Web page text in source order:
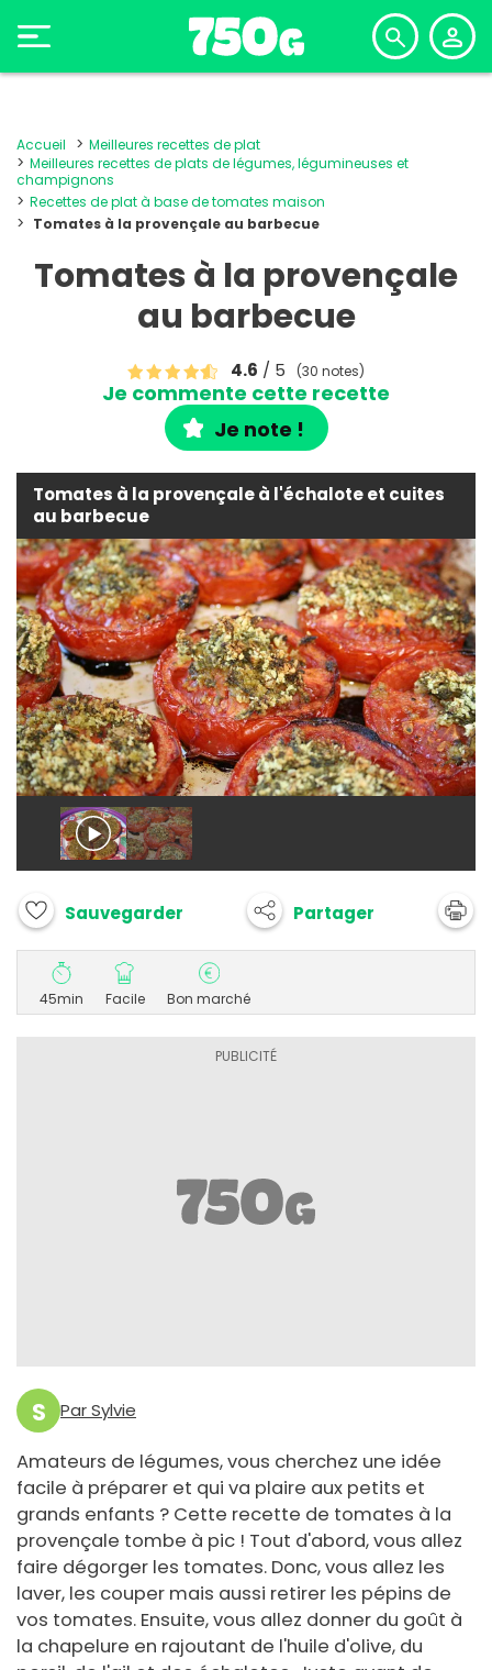
Accueil
Meilleures recettes de plat
Meilleures recettes de plats de légumes, légumineuses et
champignons
Recettes de plat à base de tomates maison
Tomates à la provençale au barbecue
Tomates à la provençale
au barbecue
4.6 / 5 (30 notes)
Je commente cette recette
Je note !
Tomates à la provençale à l'échalote et cuites
au barbecue
Sauvegarder Partager
45min Facile Bon marché
S Par Sylvie
Amateurs de légumes, vous cherchez une idée
facile à préparer et qui va plaire aux petits et
grands enfants ? Cette recette de tomates à la
provençale tombe à pic ! Tout d'abord, vous allez
faire dégorger les tomates. Donc, vous allez les
laver, les couper mais aussi retirer les pépins de
vos tomates. Ensuite, vous allez donner du goût à
la chapelure en rajoutant de l'huile d'olive, du